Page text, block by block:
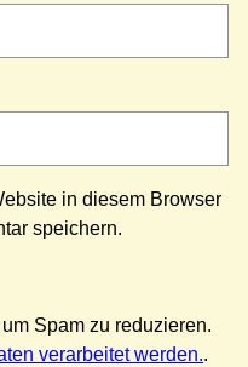
in diesem Browser
speichern.
Spam zu reduzieren.
verarbeitet werden..